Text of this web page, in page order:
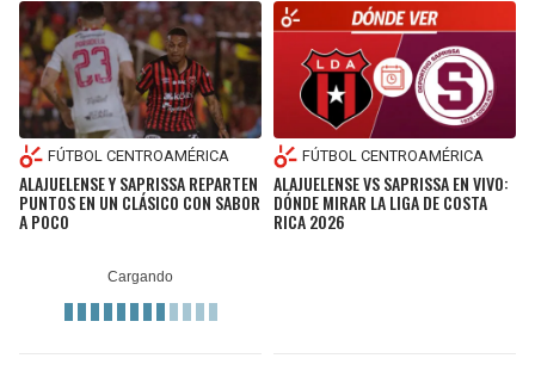
FÚTBOL CENTROAMÉRICA
ALAJUELENSE Y SAPRISSA REPARTEN
PUNTOS EN UN CLÁSICO CON SABOR
A POCO
FÚTBOL CENTROAMÉRICA
ALAJUELENSE VS SAPRISSA EN VIVO:
DÓNDE MIRAR LA LIGA DE COSTA
RICA 2026